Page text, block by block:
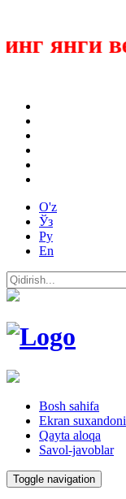
янги
O'z
Ўз
Ру
En
Bosh sahifa
Ekran suxandoni
Qayta aloqa
Savol-javoblar
Toggle navigation